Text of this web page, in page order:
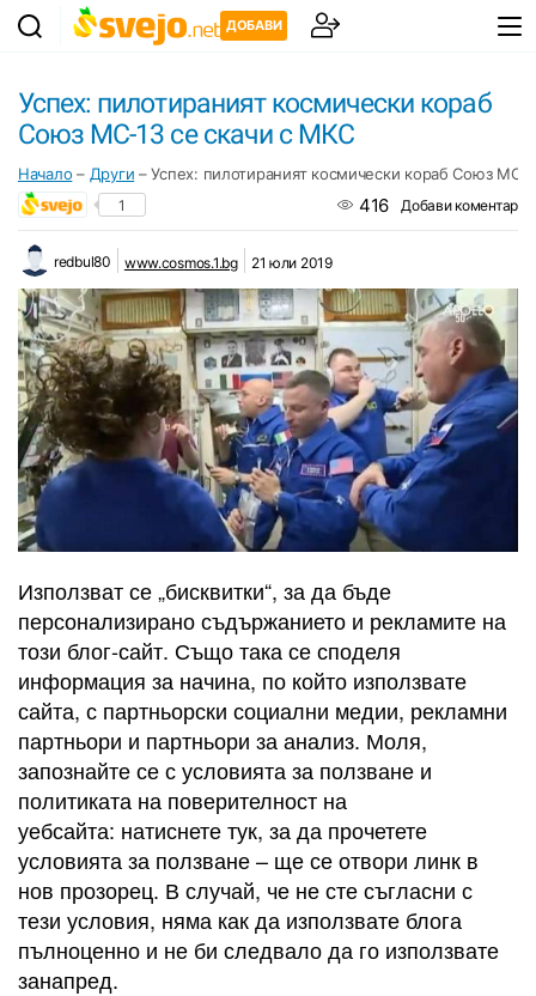
ДОБАВИ
Успех: пилотираният космически кораб
Союз МС-13 се скачи с МКС
Начало – Други –Успех: пилотираният космически кораб Союз МС-
1 416 Добави коментар
redbul80 www.cosmos.1.bg 21 юли 2019
Използват се „бисквитки“, за да бъде
персонализирано съдържанието и рекламите на
този блог-сайт. Също така се споделя
информация за начина, по който използвате
сайта, с партньорски социални медии, рекламни
партньори и партньори за анализ. Моля,
запознайте се с условията за ползване и
политиката на поверителност на
уебсайта: натиснете тук, за да прочетете
условията за ползване – ще се отвори линк в
нов прозорец. В случай, че не сте съгласни с
тези условия, няма как да използвате блога
пълноценно и не би следвало да го използвате
занапред.